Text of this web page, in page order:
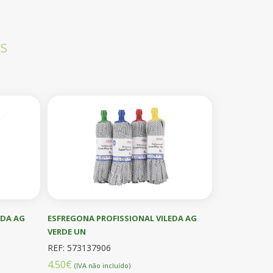
AG
ESFREGONA PROFISSIONAL VILEDA AG
VERDE UN
REF: 573137906
4.50€(IVA não incluído)